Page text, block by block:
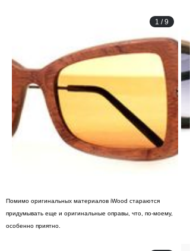
1 /9
Помимо оригинальных материалов iWood стараются
придумывать еще и оригинальные оправы, что, по-моему,
особенно приятно.